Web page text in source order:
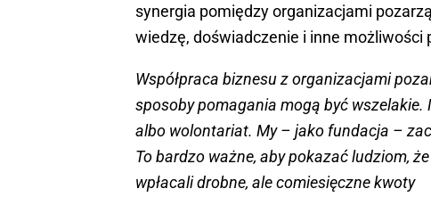
synergia pomiędzy organizacjami
wiedzę, doświadczenie i inne możliwości
Współpraca biznesu z organizacjami
sposoby pomagania mogą być
albo wolontariat. My – jako fundacja –
To bardzo ważne, aby pokazać ludziom,
wpłacali drobne, ale comiesięczne kwoty